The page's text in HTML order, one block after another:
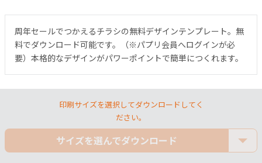
周年セールでつかえるチラシの無料デザインテンプレート。無
料でダウンロード可能です。（※パプリ会員へログインが必
要）本格的なデザインがパワーポイントで簡単につくれます。
印刷サイズを選択してダウンロードしてく
ださい。
サイズを選んでダウンロード